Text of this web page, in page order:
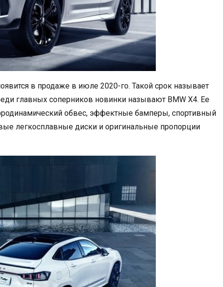
в продаже в июле 2020-го. Такой срок называет
главных соперников новинки называют BMW X4. Ее
обвес, эффектные бамперы, спортивный
легкосплавные диски и оригинальные пропорции